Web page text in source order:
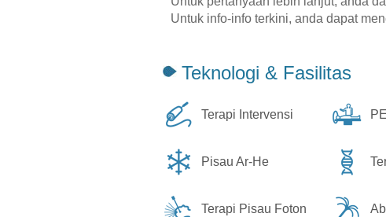
Untuk info-info terkini, anda dapat
Teknologi & Fasilitas
Terapi Intervensi
Pisau Ar-He
Terapi Pisau Foton